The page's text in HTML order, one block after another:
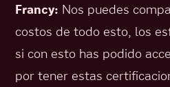
Francy: Nos puedes
costos de todo esto, los
si con esto has podido
por tener estas